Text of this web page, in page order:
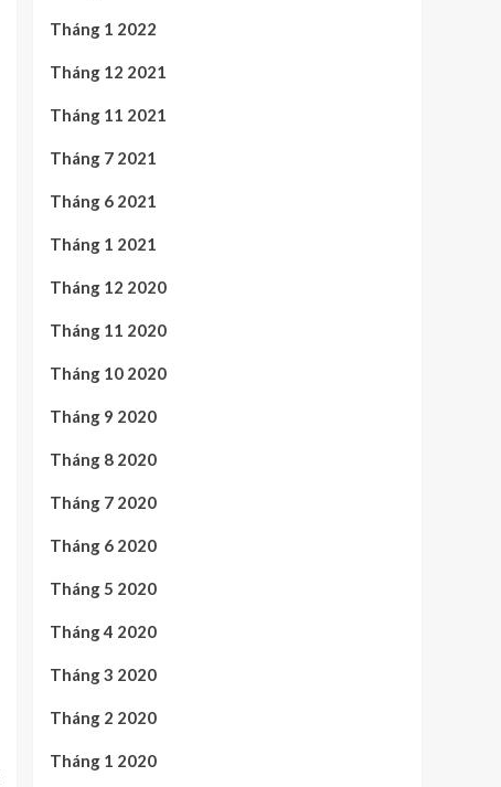
Tháng 1 2022
Tháng 12 2021
Tháng 11 2021
Tháng 7 2021
Tháng 6 2021
Tháng 1 2021
Tháng 12 2020
Tháng 11 2020
Tháng 10 2020
Tháng 9 2020
Tháng 8 2020
Tháng 7 2020
Tháng 6 2020
Tháng 5 2020
Tháng 4 2020
Tháng 3 2020
Tháng 2 2020
Tháng 1 2020